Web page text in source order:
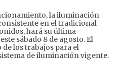
la iluminación
en el tradicional
hará su última
sábado 8 de agosto. El
los trabajos para el
de iluminación vigente.